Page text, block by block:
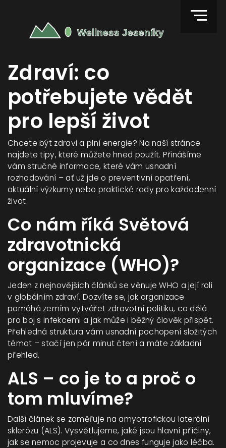
Zdraví: co
potřebujete vědět
pro lepší život
Chcete být zdravi a plní energie? Na naší stránce
najdete tipy, které můžete hned použít. Přinášíme
vám stručné informace, které vám usnadní
rozhodování – ať už jde o preventivní opatření,
aktuální výzkumy nebo praktické rady pro každodenní
život.
Co nám říká Světová
zdravotnická
organizace (WHO)?
Jeden z nejnovějších článků se věnuje WHO a její roli
v globálním zdraví. Dozvíte se, jak organizace
pomáhá zemím vytvářet zdravotní politiku, co dělá
pro boj s infekcemi a jak může i běžný člověk přispět.
Přehledná struktura vám usnadní pochopení složitých
témat – stačí jen pár minut čtení a máte základní
přehled.
ALS – co je to a proč o
tom mluvíme?
Další článek se zaměřuje na amyotrofickou laterální
sklerózu (ALS). Vysvětlujeme, jaké jsou hlavní příčiny,
jak se nemoc projevuje a co dnes funguje jako léčba.